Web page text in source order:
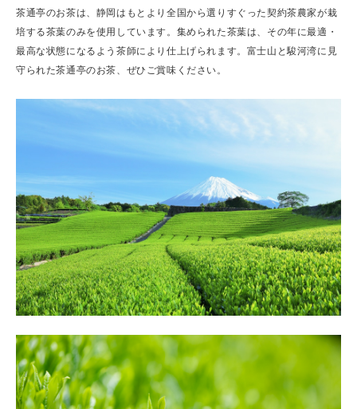
茶通亭のお茶は、静岡はもとより全国から選りすぐった契約茶農家が栽
培する茶葉のみを使用しています。集められた茶葉は、その年に最適・
最高な状態になるよう茶師により仕上げられます。富士山と駿河湾に見
守られた茶通亭のお茶、ぜひご賞味ください。